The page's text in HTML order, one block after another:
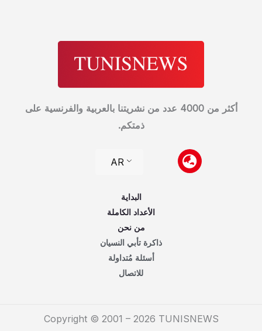
أكثر من 4000 عدد من نشريتنا بالعربية والفرنسية على
ذمتكم.
AR
البداية
الأعداد الكاملة
من نحن
ذاكرة تأبي النسيان
أسئلة مُتداولة
للاتصال
Copyright © 2001 – 2026 TUNISNEWS